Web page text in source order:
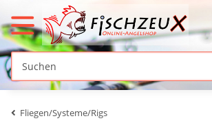
Fliegen/Systeme/Rigs